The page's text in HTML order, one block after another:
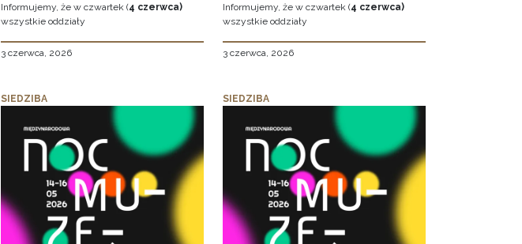
Informujemy, że w czwartek (4 czerwca)
wszystkie oddziały
3 czerwca, 2026
Informujemy, że w czwartek (4 czerwca)
wszystkie oddziały
3 czerwca, 2026
SIEDZIBA SIEDZIBA